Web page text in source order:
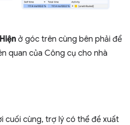
Hiện ở góc trên cùng bên phải để
quan của Công cụ cho nhà
cuối cùng, trợ lý có thể đề xuất